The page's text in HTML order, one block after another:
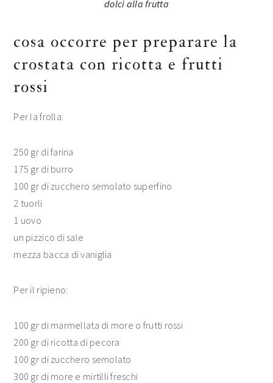
cosa occorre per preparare la
crostata con ricotta e frutti
rossi
Per la frolla:
250 gr di farina
175 gr di burro
100 gr di zucchero semolato superfino
2 tuorli
1 uovo
un pizzico di sale
mezza bacca di vaniglia
Per il ripieno:
100 gr di marmellata di more o frutti rossi
200 gr di ricotta di pecora
100 gr di zucchero semolato
300 gr di more e mirtilli freschi